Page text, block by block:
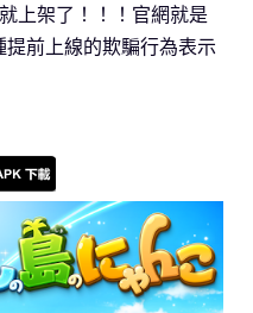
上架了！！！官網就是
前上線的欺騙行為表示